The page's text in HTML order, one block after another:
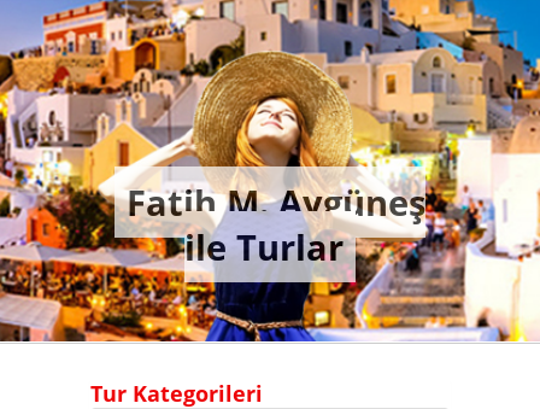
Fatih M. Aygüneş
ile Turlar
Tur Kategorileri